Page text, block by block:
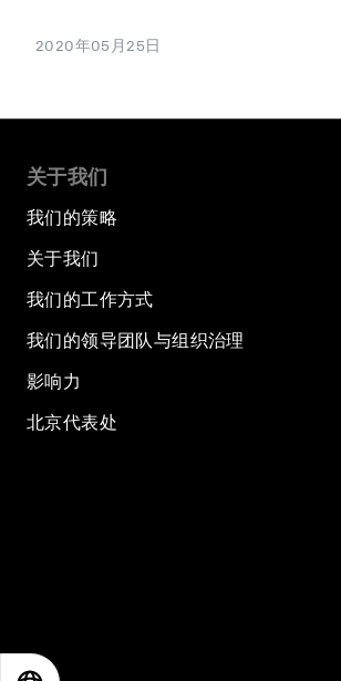
2020年05月25日
关于我们
我们的策略
关于我们
我们的工作方式
我们的领导团队与组织治理
影响力
北京代表处